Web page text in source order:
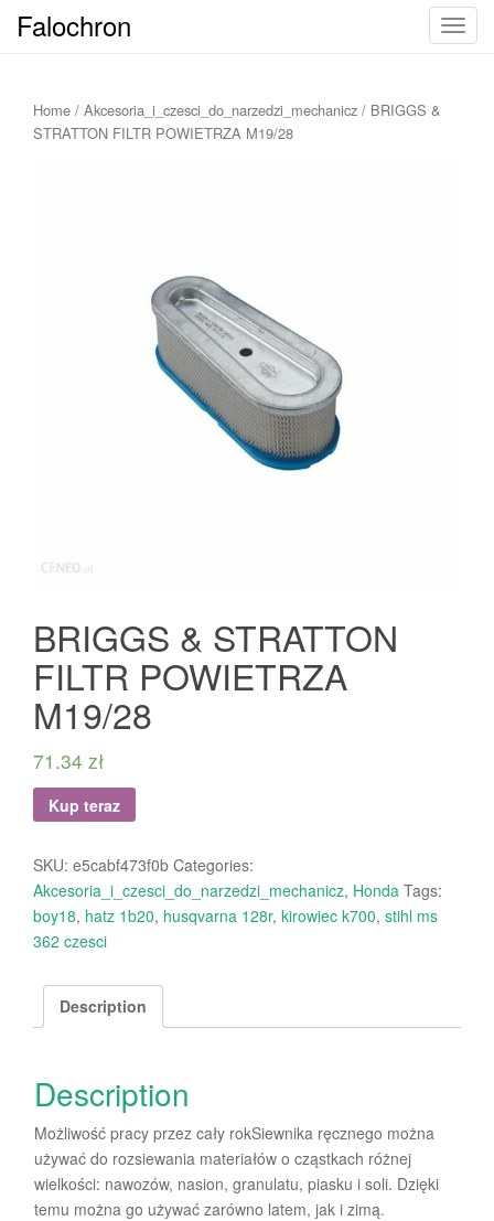
T
Falochron
Home / Akcesoria_i_czesci_do_narzedzi_mechanicz / BRIGGS &
STRATTON FILTR POWIETRZA M19/28
BRIGGS & STRATTON
FILTR POWIETRZA
M19/28
71.34 zł
Kup teraz
SKU: e5cabf473f0b Categories:
Akcesoria_i_czesci_do_narzedzi_mechanicz, Honda Tags:
boy18, hatz 1b20, husqvarna 128r, kirowiec k700, stihl ms
362 czesci
Description
Description
Możliwość pracy przez cały rokSiewnika ręcznego można
używać do rozsiewania materiałów o cząstkach różnej
wielkości: nawozów, nasion, granulatu, piasku i soli. Dzięki
temu można go używać zarówno latem, jak i zimą.